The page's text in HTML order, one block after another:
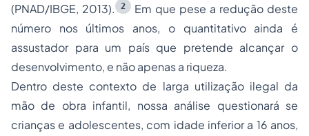
(PNAD/IBGE, 2013).
2
Em que pese a redução deste
número nos últimos anos, o quantitativo ainda é
assustador para um país que pretende alcançar o
desenvolvimento, e não apenas a riqueza.
Dentro deste contexto de larga utilização ilegal da
mão de obra infantil, nossa análise questionará se
crianças e adolescentes, com idade inferior a 16 anos,